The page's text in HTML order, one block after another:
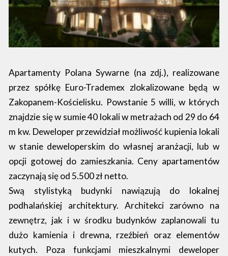
Apartamenty Polana Sywarne (na zdj.), realizowane
przez spółkę Euro-Trademex zlokalizowane będą w
Zakopanem-Kościelisku. Powstanie 5 willi, w których
znajdzie się w sumie 40 lokali w metrażach od 29 do 64
m kw. Deweloper przewidział możliwość kupienia lokali
w stanie deweloperskim do własnej aranżacji, lub w
opcji gotowej do zamieszkania. Ceny apartamentów
zaczynają się od 5.500 zł netto.
Swą stylistyką budynki nawiązują do lokalnej
podhalańskiej architektury. Architekci zarówno na
zewnętrz, jak i w środku budynków zaplanowali tu
dużo kamienia i drewna, rzeźbień oraz elementów
kutych. Poza funkcjami mieszkalnymi deweloper